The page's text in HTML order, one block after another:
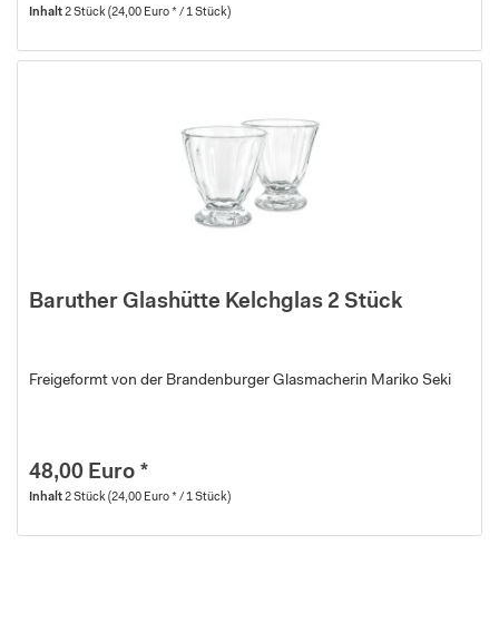
Inhalt2 Stück(24,00 Euro * / 1 Stück)
Baruther Glashütte Kelchglas 2 Stück
Freigeformt von der Brandenburger Glasmacherin Mariko Seki
48,00 Euro *
Inhalt2 Stück(24,00 Euro * / 1 Stück)